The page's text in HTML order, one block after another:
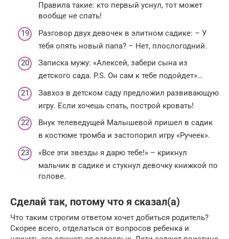
Правила такие: кто первый уснул, тот может
вообще не спать!
Разговор двух девочек в элитном садике: – У
тебя опять новый папа? – Нет, плослогодний.
Записка мужу: «Алексей, забери сына из
детского сада. P.S. Он сам к тебе подойдет»…
Завхоз в детском саду предложил развивающую
игру. Если хочешь спать, построй кровать!
Внук телеведущей Малышевой пришел в садик
в костюме тромба и застопорил игру «Ручеек».
«Все эти звезды я дарю тебе!» – крикнул
мальчик в садике и стукнул девочку книжкой по
голове.
Сделай так, потому что я сказал(а)
Что таким строгим ответом хочет добиться родитель?
Скорее всего, отделаться от вопросов ребенка и